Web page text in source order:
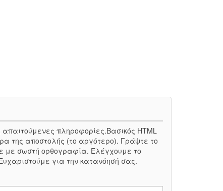
απαιτούμενες πληροφορίες.Βασικός HTML
της αποστολής (το αργότερο). Γράψτε το
με σωστή ορθογραφία. Ελέγχουμε το
για την κατανόησή σας.